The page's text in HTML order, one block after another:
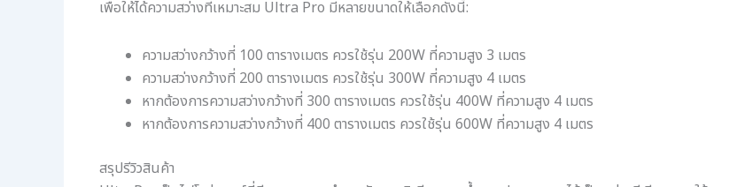
เพื่อให้ได้ความสว่างที่เหมาะสม Ultra Pro มีหลายขนาดให้เลือกดังนี้:
ความสว่างกว้างที่ 100 ตารางเมตร ควรใช้รุ่น 200W ที่ความสูง 3 เมตร
ความสว่างกว้างที่ 200 ตารางเมตร ควรใช้รุ่น 300W ที่ความสูง 4 เมตร
หากต้องการความสว่างกว้างที่ 300 ตารางเมตร ควรใช้รุ่น 400W ที่ความสูง 4 เมตร
หากต้องการความสว่างกว้างที่ 400 ตารางเมตร ควรใช้รุ่น 600W ที่ความสูง 4 เมตร
สรุปรีวิวสินค้า